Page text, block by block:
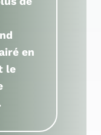
en
le